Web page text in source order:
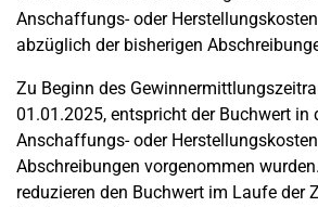
Anschaffungs- oder
abzüglich der bisherigen
Zu Beginn des
01.01.2025, entspricht der Buchwert in
Anschaffungs- oder
Abschreibungen vorgenommen
reduzieren den Buchwert im Laufe der